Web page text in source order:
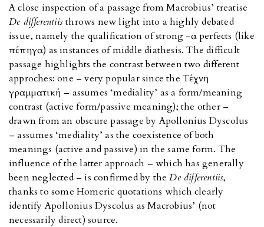
A close inspection of a passage from Macrobius’ treatise
De differentiisthrows new light into a highly debated
issue, namely the qualification of strong -α perfects (like
πέπηγα) as instances of middle diathesis. The difficult
passage highlights the contrast between two different
approches: one – very popular since the Tέχνη
γραμματική – assumes ‘mediality’ as a form/meaning
contrast (active form/passive meaning); the other –
drawn from an obscure passage by Apollonius Dyscolus
– assumes ‘mediality’ as the coexistence of both
meanings (active and passive) in the same form. The
influence of the latter approach – which has generally
been neglected – is confirmed by theDe differentiis,
thanks to some Homeric quotations which clearly
identify Apollonius Dyscolus as Macrobius’ (not
necessarily direct) source.